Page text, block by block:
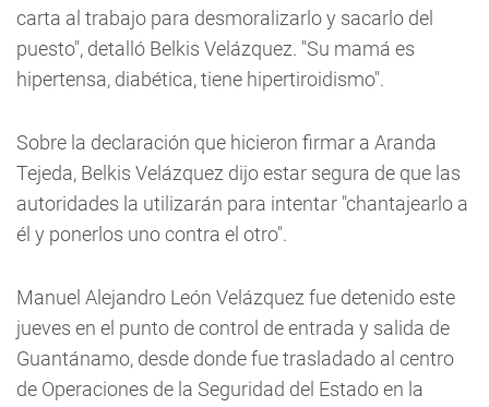
carta al trabajo para desmoralizarlo y sacarlo del
puesto", detalló Belkis Velázquez. "Su mamá es
hipertensa, diabética, tiene hipertiroidismo".
Sobre la declaración que hicieron firmar a Aranda
Tejeda, Belkis Velázquez dijo estar segura de que las
autoridades la utilizarán para intentar "chantajearlo a
él y ponerlos uno contra el otro".
Manuel Alejandro León Velázquez fue detenido este
jueves en el punto de control de entrada y salida de
Guantánamo, desde donde fue trasladado al centro
de Operaciones de la Seguridad del Estado en la